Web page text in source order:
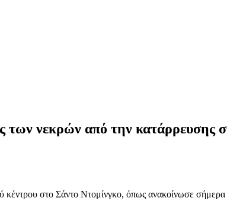
νεκρών από την κατάρρευσης
κέντρου στο Σάντο Ντομίνγκο, όπως ανακοίνωσε